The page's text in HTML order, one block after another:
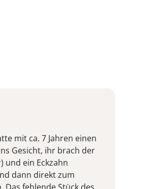
mit ca. 7 Jahren einen
Gesicht, ihr brach der
und ein Eckzahn
dann direkt zum